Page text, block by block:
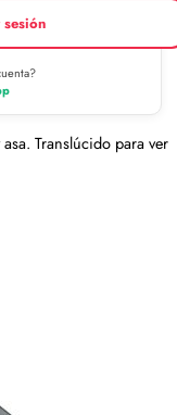
Translúcido para ver